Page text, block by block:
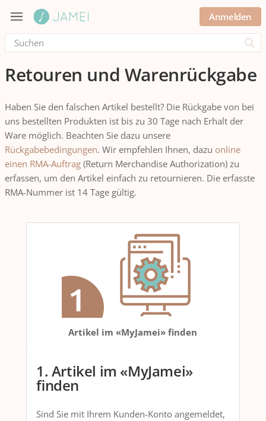
Anmelden
Retouren und Warenrückgabe
Haben Sie den falschen Artikel bestellt? Die Rückgabe von bei
uns bestellten Produkten ist bis zu 30 Tage nach Erhalt der
Ware möglich. Beachten Sie dazu unsere
Rückgabebedingungen. Wir empfehlen Ihnen, dazu online
einen RMA-Auftrag (Return Merchandise Authorization) zu
erfassen, um den Artikel einfach zu retournieren. Die erfasste
RMA-Nummer ist 14 Tage gültig.
Artikel im «MyJamei» finden
1. Artikel im «MyJamei»
finden
Sind Sie mit Ihrem Kunden-Konto angemeldet,